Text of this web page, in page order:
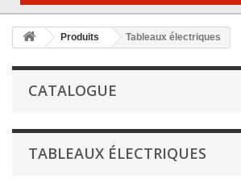
Produits Tableaux électriques
CATALOGUE
TABLEAUX ÉLECTRIQUES